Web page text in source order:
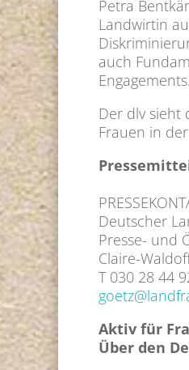
Petra
Landwirtin
auch
Der dlv sieht
Frauen in
Deutscher
Presse- und
Claire-
T 030 28 44
Aktiv für
Über den